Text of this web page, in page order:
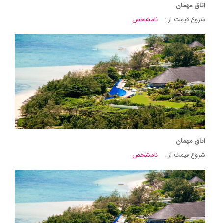
اتاق مهمان
شروع قیمت از :
نامشخص
اتاق مهمان
شروع قیمت از :
نامشخص